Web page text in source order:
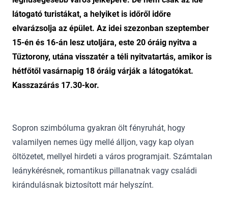
látogató turistákat, a helyiket is időről időre
elvarázsolja az épület. Az idei szezonban szeptember
15-én és 16-án lesz utoljára, este 20 óráig nyitva a
Tűztorony, utána visszatér a téli nyitvatartás, amikor is
hétfőtől vasárnapig 18 óráig várják a látogatókat.
Kasszazárás 17.30-kor.
Sopron szimbóluma gyakran ölt fényruhát, hogy
valamilyen nemes ügy mellé álljon, vagy kap olyan
öltözetet, mellyel hirdeti a város programjait. Számtalan
leánykérésnek, romantikus pillanatnak vagy családi
kirándulásnak biztosított már helyszínt.